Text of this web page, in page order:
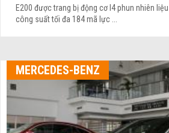
E200 được trang bị động cơ I4 phun nhiên
công suất tối đa 184 mã lực ...
MERCEDES-BENZ